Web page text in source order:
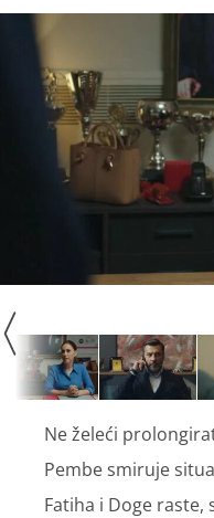
Ne želeći
Pembe smiruje
Fatiha i Doge raste,